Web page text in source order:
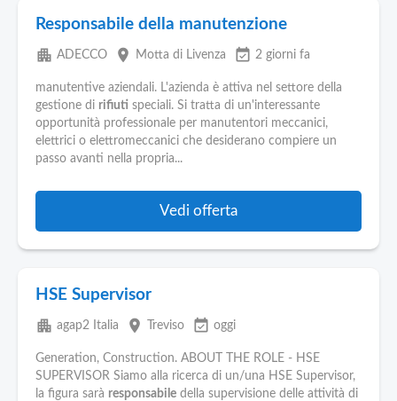
Responsabile della manutenzione
apartment ADECCO place Motta di Livenza event_available 2 giorni fa
manutentive aziendali. L'azienda è attiva nel settore della
gestione di rifiuti speciali. Si tratta di un'interessante
opportunità professionale per manutentori meccanici,
elettrici o elettromeccanici che desiderano compiere un
passo avanti nella propria...
Vedi offerta
HSE Supervisor
apartment agap2 Italia place Treviso event_available oggi
Generation, Construction. ABOUT THE ROLE - HSE
SUPERVISOR Siamo alla ricerca di un/una HSE Supervisor,
la figura sarà responsabile della supervisione delle attività di